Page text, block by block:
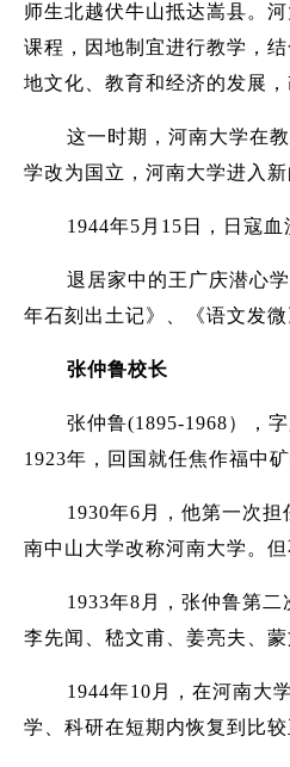
师生北越伏牛山抵达嵩县。
课程，因地制宜进行教学，
地文化、教育和经济的发展
这一时期，河南大学在
学改为国立，河南大学进入新
1944年5月15日，日寇
退居家中的王广庆潜心
年石刻出土记》、《语文发
张仲鲁校长
张仲鲁(1895-1968），
1923年，回国就任焦作福中
1930年6月，他第一次
南中山大学改称河南大学。
1933年8月，张仲鲁第
李先闻、嵇文甫、姜亮夫、
1944年10月，在河南大
学、科研在短期内恢复到比较